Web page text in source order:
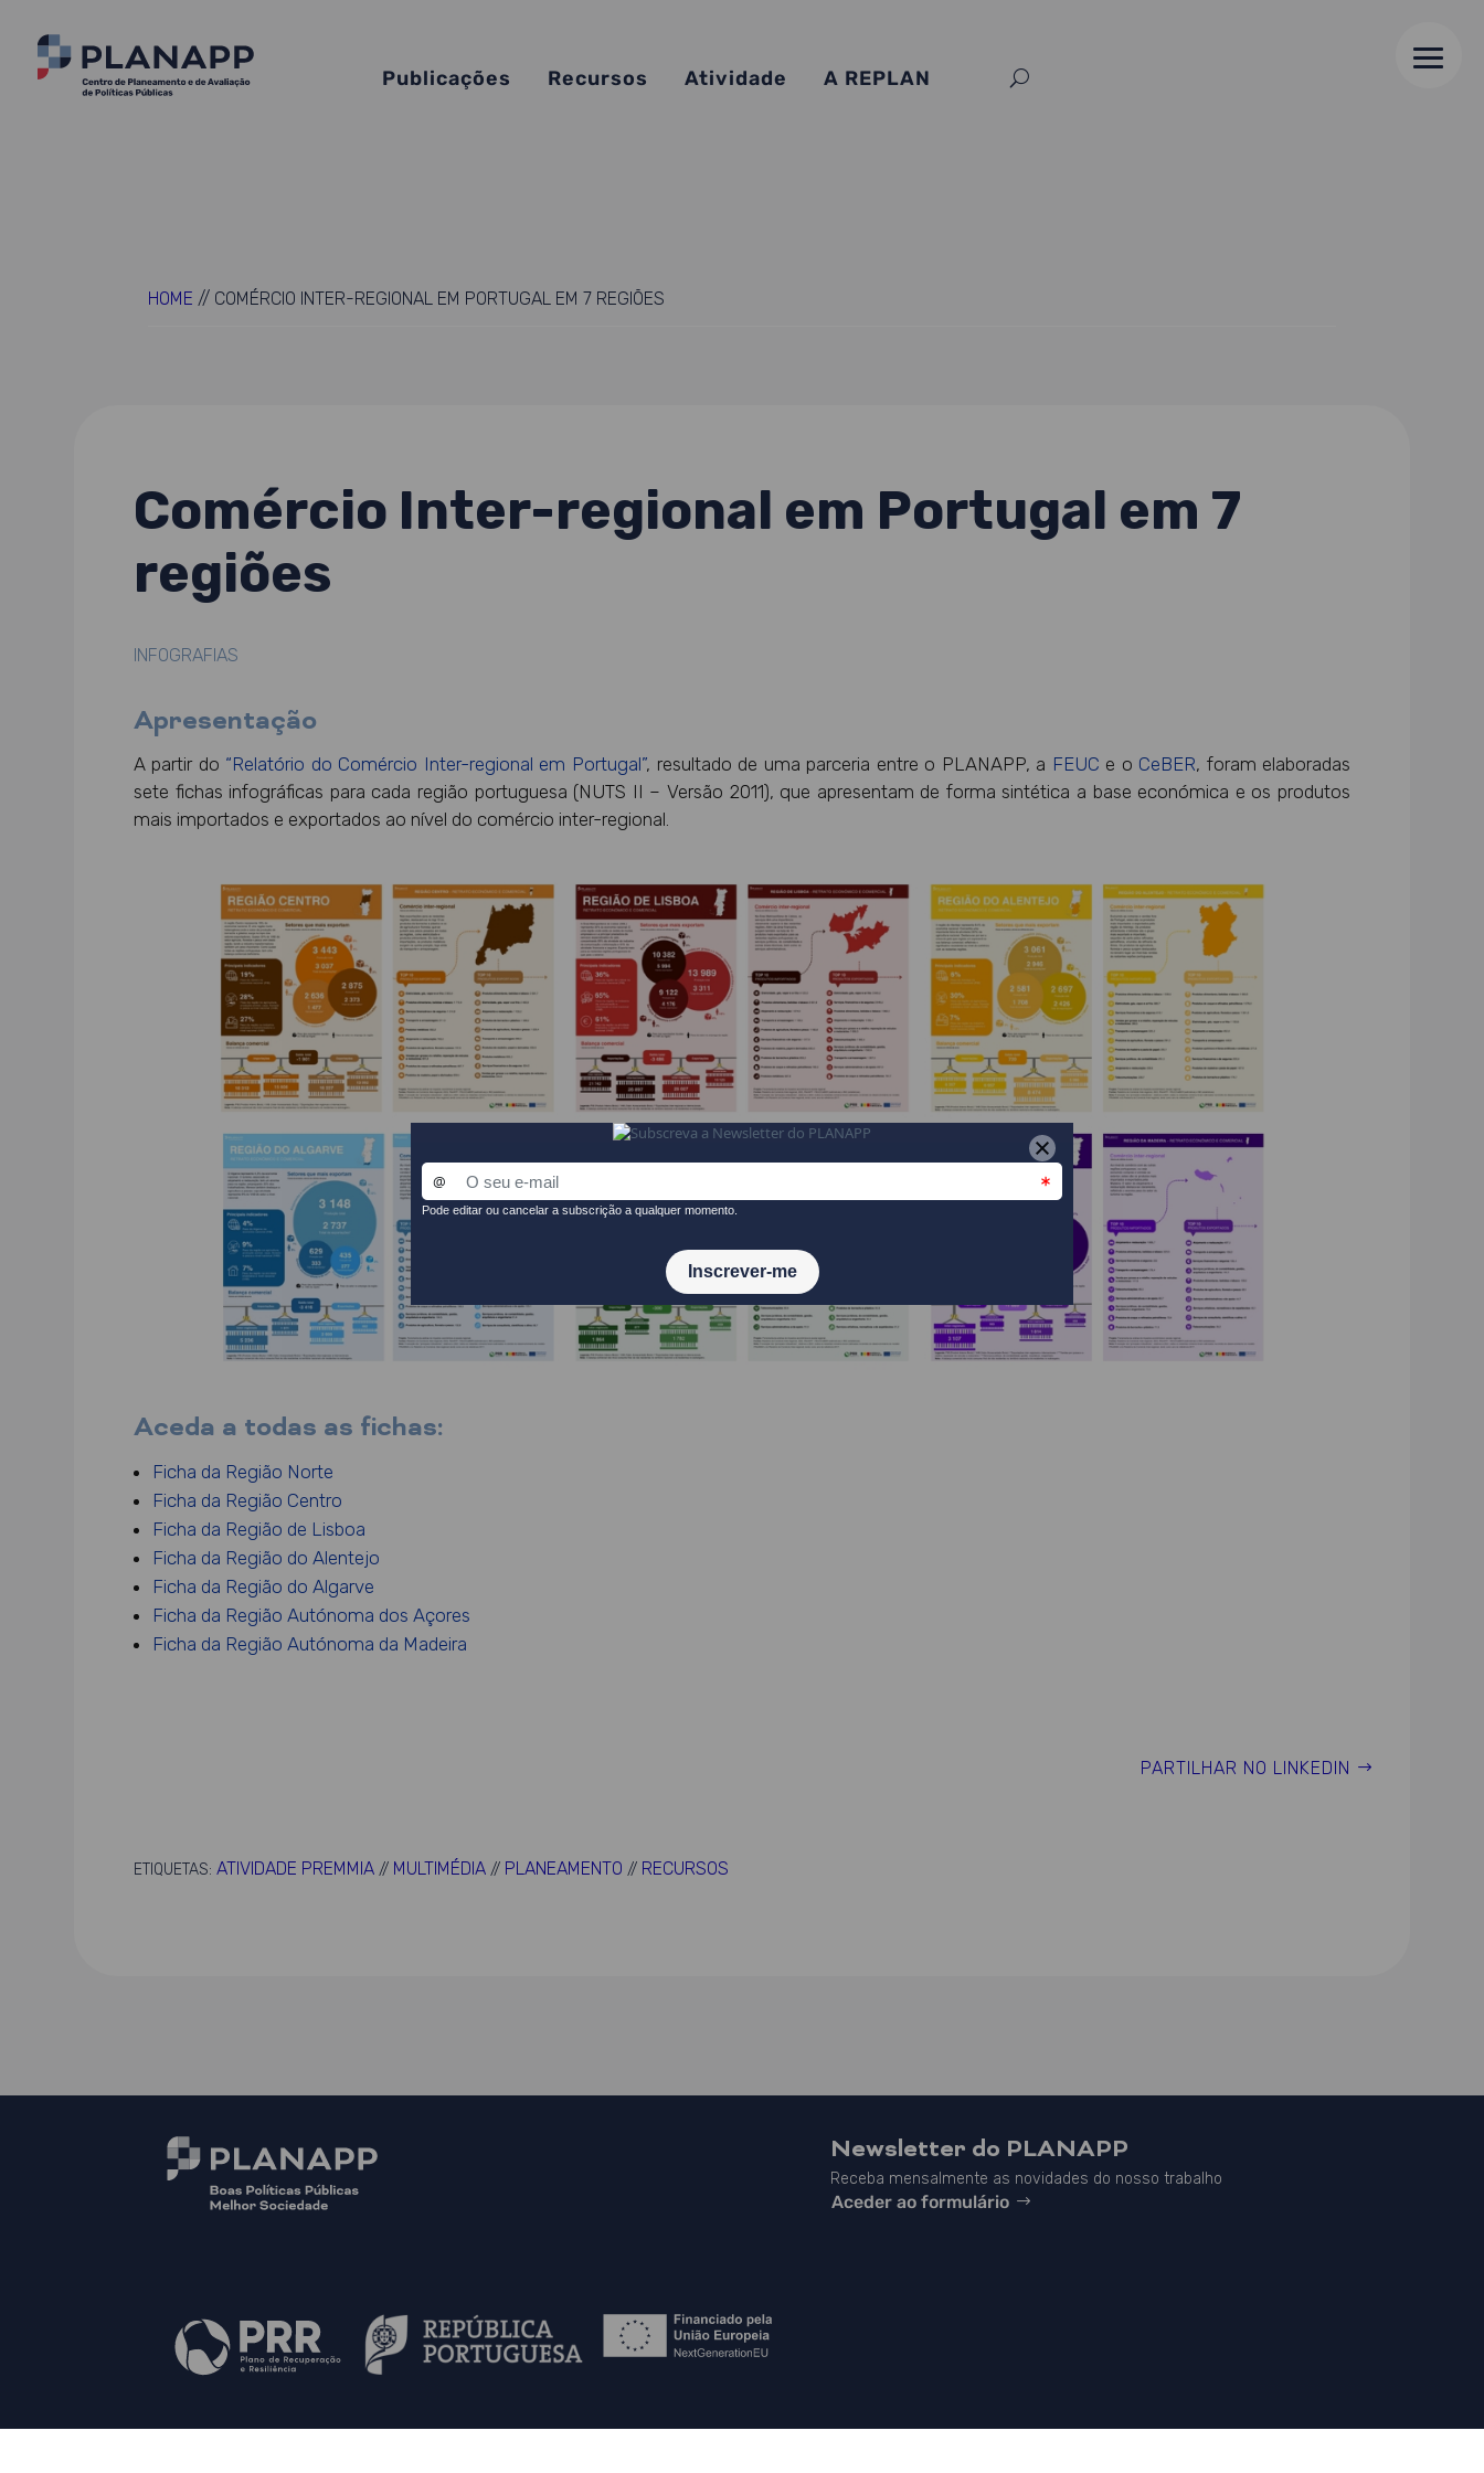
Publicações Recursos Atividade A REPLAN
HOME // COMÉRCIO INTER-REGIONAL EM PORTUGAL EM 7 REGIÕES
Comércio Inter-regional em Portugal em 7
regiões
INFOGRAFIAS
Apresentação
A partir do “Relatório do Comércio Inter-regional em Portugal”, resultado de uma parceria entre o PLANAPP, a FEUC e o CeBER, foram elaboradas
sete fichas infográficas para cada região portuguesa (NUTS II – Versão 2011), que apresentam de forma sintética a base económica e os produtos
mais importados e exportados ao nível do comércio inter-regional.
Aceda a todas as fichas:
Ficha da Região Norte
Ficha da Região Centro
Ficha da Região de Lisboa
Ficha da Região do Alentejo
Ficha da Região do Algarve
Ficha da Região Autónoma dos Açores
Ficha da Região Autónoma da Madeira
PARTILHAR NO LINKEDIN
ETIQUETAS: ATIVIDADE PREMMIA// MULTIMÉDIA// PLANEAMENTO // RECURSOS
Newsletter do PLANAPP
Receba mensalmente as novidades do nosso trabalho
Aceder ao formulário